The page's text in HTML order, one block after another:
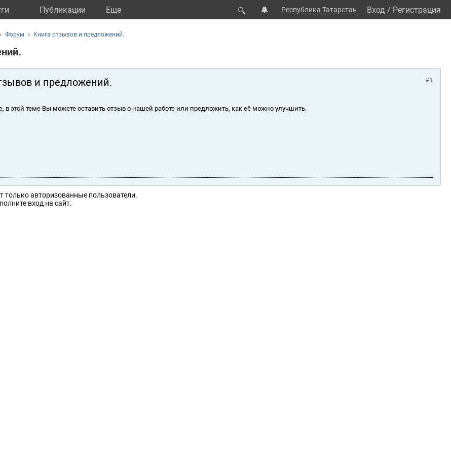
Публикации Eще 🔍 🔔 Республика Татарстан Вход / Регистрация
Форум Книга отзывов и предложений.
и предложений. #1
в этой теме Вы можете оставить отзыв о нашей работе или предложить, как её можно улучшить.
авторизованные пользователи.
вход на сайт.